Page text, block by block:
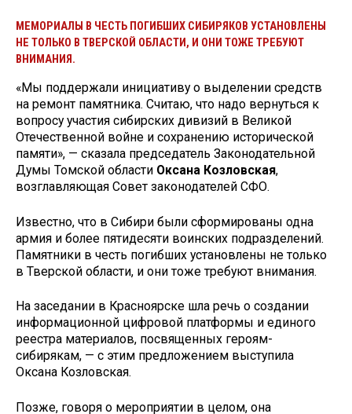
МЕМОРИАЛЫ В ЧЕСТЬ ПОГИБШИХ СИБИРЯКОВ УСТАНОВЛЕНЫ
НЕ ТОЛЬКО В ТВЕРСКОЙ ОБЛАСТИ, И ОНИ ТОЖЕ ТРЕБУЮТ
ВНИМАНИЯ.
«Мы поддержали инициативу о выделении средств
на ремонт памятника. Считаю, что надо вернуться к
вопросу участия сибирских дивизий в Великой
Отечественной войне и сохранению исторической
памяти», — сказала председатель Законодательной
Думы Томской области Оксана Козловская,
возглавляющая Совет законодателей СФО.
Известно, что в Сибири были сформированы одна
армия и более пятидесяти воинских подразделений.
Памятники в честь погибших установлены не только
в Тверской области, и они тоже требуют внимания.
На заседании в Красноярске шла речь о создании
информационной цифровой платформы и единого
реестра материалов, посвященных героям-
сибирякам, — с этим предложением выступила
Оксана Козловская.
Позже, говоря о мероприятии в целом, она